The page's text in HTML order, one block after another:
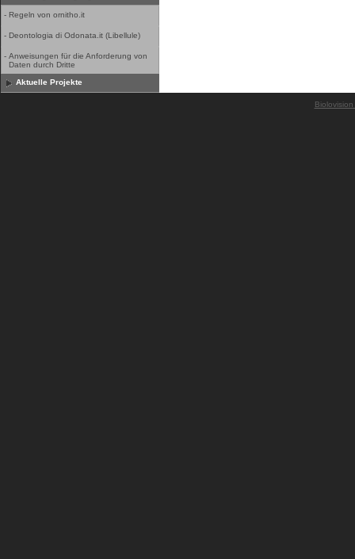
- Regeln von ornitho.it
- Deontologia di Odonata.it (Libellule)
- Anweisungen für die Anforderung von
Daten durch Dritte
Aktuelle Projekte
Biolovision